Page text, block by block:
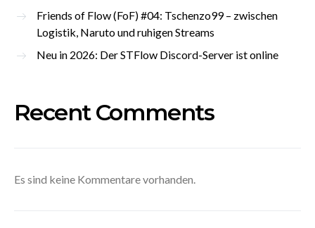
Friends of Flow (FoF) #04: Tschenzo99 – zwischen
Logistik, Naruto und ruhigen Streams
Neu in 2026: Der STFlow Discord-Server ist online
Recent Comments
Es sind keine Kommentare vorhanden.